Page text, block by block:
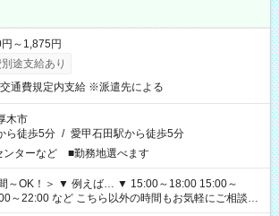
～1,875円
途支給あり
通費規定内支給 ※派遣先による
木市
ら徒歩5分 / 愛甲石田駅から徒歩5分
ンターなど ■勤務地選べます
ば… ▼ 15:00～18:00 15:00～
ちら以外の時間もお気軽にご相談く